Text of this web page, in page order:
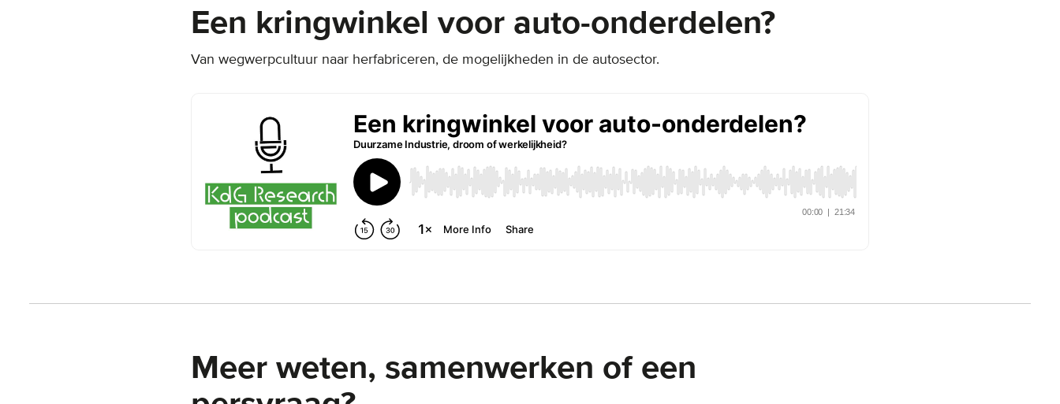
Een kringwinkel voor auto-onderdelen?
Van wegwerpcultuur naar herfabriceren, de mogelijkheden in de autosector.
Meer weten, samenwerken of een